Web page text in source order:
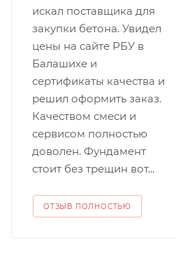
искал поставщика для
закупки бетона. Увидел
цены на сайте РБУ в
Балашихе и
сертификаты качества и
решил оформить заказ.
Качеством смеси и
сервисом полностью
доволен. Фундамент
стоит без трещин вот...
ОТЗЫВ ПОЛНОСТЬЮ